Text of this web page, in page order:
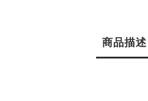
商品描述